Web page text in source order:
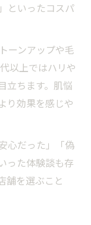
といったコスパ
ーンアップや毛
以上ではハリや
立ちます。肌悩
り効果を感じや
心だった」「偽
った体験談も存
舗を選ぶこと